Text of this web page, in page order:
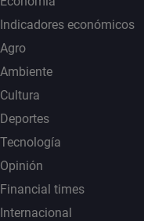
Indicadores económicos
Agro
Ambiente
Cultura
Deportes
Tecnología
Opinión
Financial times
Internacional